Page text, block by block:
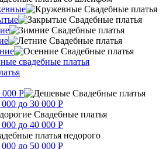
свадебные платья
000 Р
000 до 30 000 Р
000 до 40 000 Р
000 до 50 000 Р